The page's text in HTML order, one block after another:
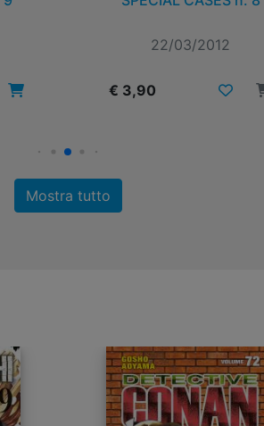
22/03/2012
€ 3,90
Mostra tutto